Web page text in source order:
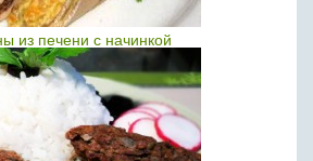
из печени с начинкой